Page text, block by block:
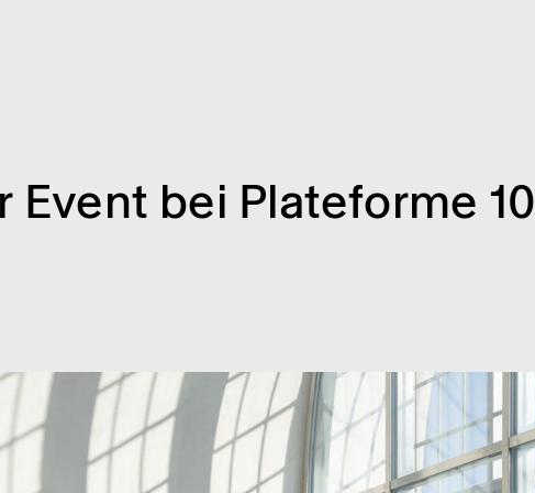
Event bei Plate­forme 10